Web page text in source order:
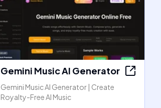
Gemini Music AI Generator
Gemini Music AI Generator | Create
Royalty-Free AI Music